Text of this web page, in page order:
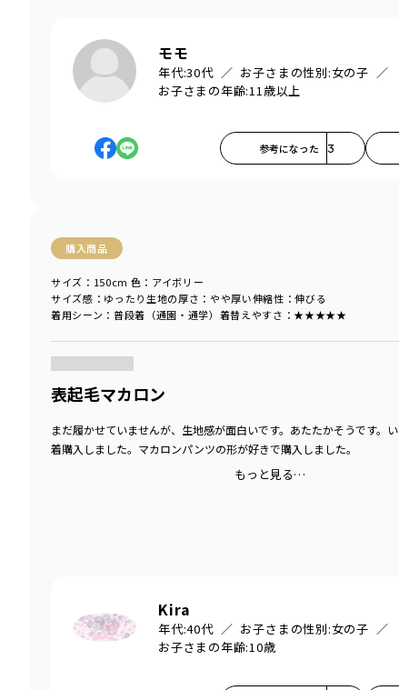
モモ
年代:30代 お子さまの性別:女の子
お子さまの年齢:11歳以上
参考になった 3
購入商品
サイズ感 ：ゆったり 生地の厚さ ：やや厚い伸縮性 ：伸びる
着用シーン ：普段着（通園・通学） 着替えやすさ ：★★★★★
サイズ：150cm 色：アイボリー
表起毛マカロン
まだ履かせていませんが、生地感が面白いです。あたたかそうです。
着購入しました。マカロンパンツの形が好きで購入しました。
もっと見る…
Kira
年代:40代 お子さまの性別:女の子
お子さまの年齢:10歳